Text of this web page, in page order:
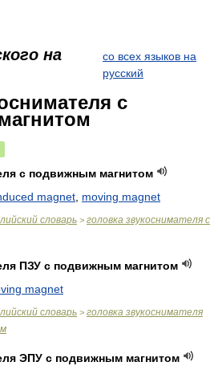
на
со всех языков на
русский
с
с подвижным магнитом
magnet moving magnet
словарь > головка звукоснимателя с
ПЗУ с подвижным магнитом
magnet
словарь > головка звукоснимателя
ЭПУ с подвижным магнитом